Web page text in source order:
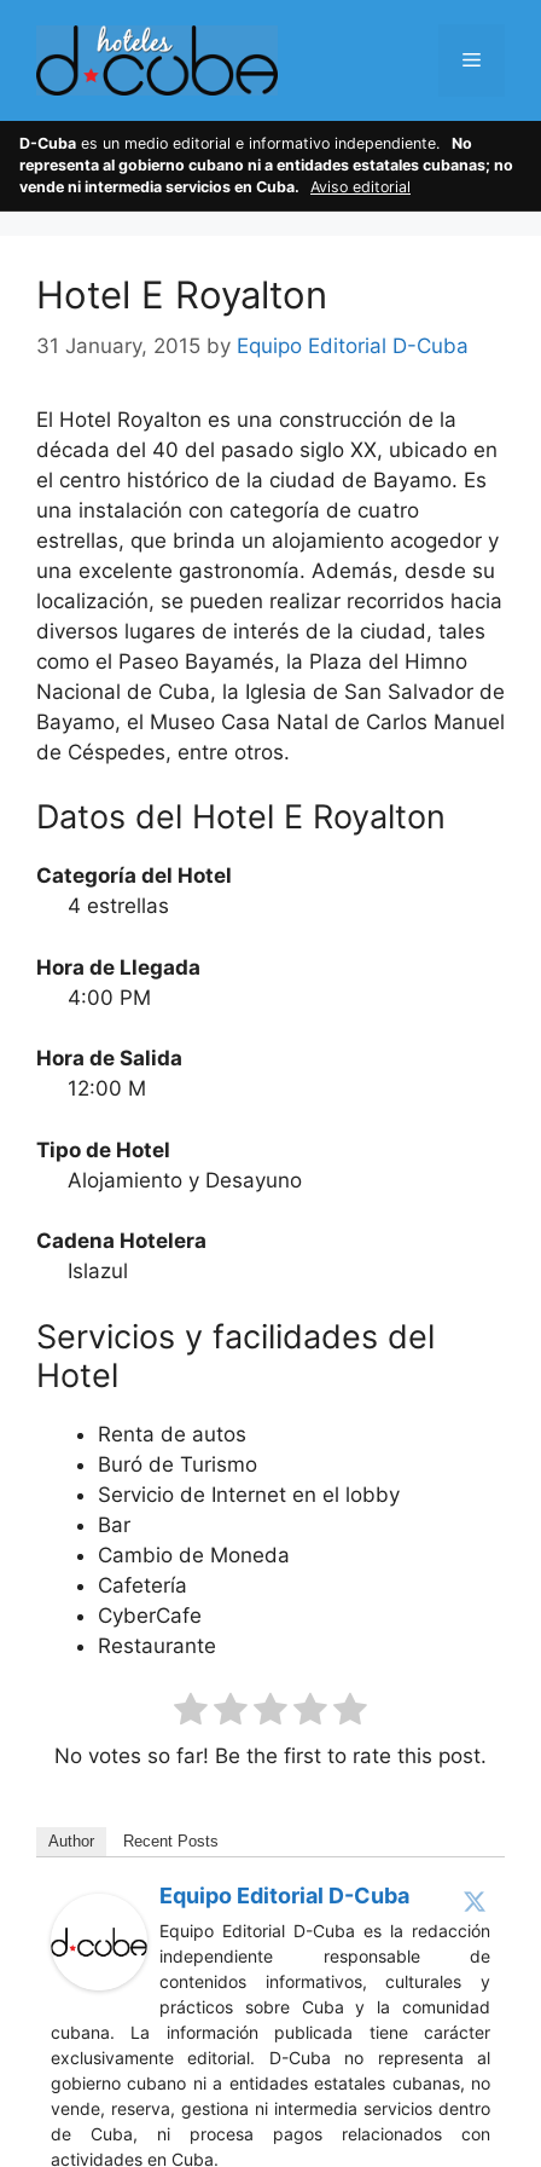
content
Menu
D-Cuba es un medio editorial e informativo independiente.
No
representa al gobierno cubano ni a entidades estatales cubanas; no
vende ni intermedia servicios en Cuba.
Aviso editorial
Hotel E Royalton
31 January, 2015 by Equipo Editorial D-Cuba
El Hotel Royalton es una construcción de la
década del 40 del pasado siglo XX, ubicado en
el centro histórico de la ciudad de Bayamo. Es
una instalación con categoría de cuatro
estrellas, que brinda un alojamiento acogedor y
una excelente gastronomía. Además, desde su
localización, se pueden realizar recorridos hacia
diversos lugares de interés de la ciudad, tales
como el Paseo Bayamés, la Plaza del Himno
Nacional de Cuba, la Iglesia de San Salvador de
Bayamo, el Museo Casa Natal de Carlos Manuel
de Céspedes, entre otros.
Datos del Hotel E Royalton
Categoría del Hotel
4 estrellas
Hora de Llegada
4:00 PM
Hora de Salida
12:00 M
Tipo de Hotel
Alojamiento y Desayuno
Cadena Hotelera
Islazul
Servicios y facilidades del
Hotel
Renta de autos
Buró de Turismo
Servicio de Internet en el lobby
Bar
Cambio de Moneda
Cafetería
CyberCafe
Restaurante
No votes so far! Be the first to rate this post.
Author Recent Posts
Equipo Editorial D-Cuba
Equipo Editorial D-Cuba es la redacción
independiente responsable de
contenidos informativos, culturales y
prácticos sobre Cuba y la comunidad
cubana. La información publicada tiene carácter
exclusivamente editorial. D-Cuba no representa al
gobierno cubano ni a entidades estatales cubanas, no
vende, reserva, gestiona ni intermedia servicios dentro
de Cuba, ni procesa pagos relacionados con
actividades en Cuba.